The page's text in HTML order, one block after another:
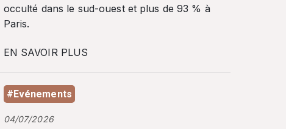
occulté dans le sud-ouest et plus de 93 % à
Paris.
EN SAVOIR PLUS
#Evénements
04/07/2026